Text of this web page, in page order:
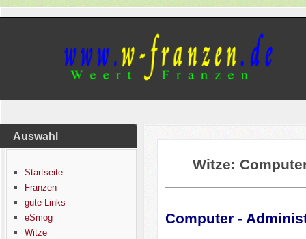
Auswahl
Startseite
Franzen
gute Links
eSmog
Witze
Witze:
Computer -